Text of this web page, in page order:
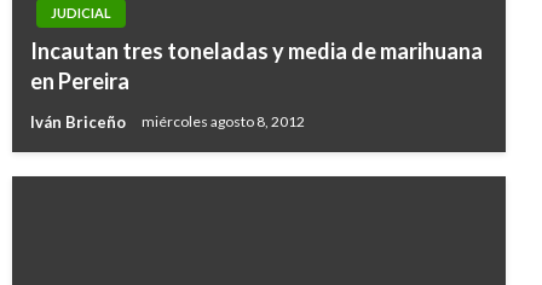
JUDICIAL
Incautan tres toneladas y media de marihuana
en Pereira
Iván Briceño miércoles agosto 8, 2012